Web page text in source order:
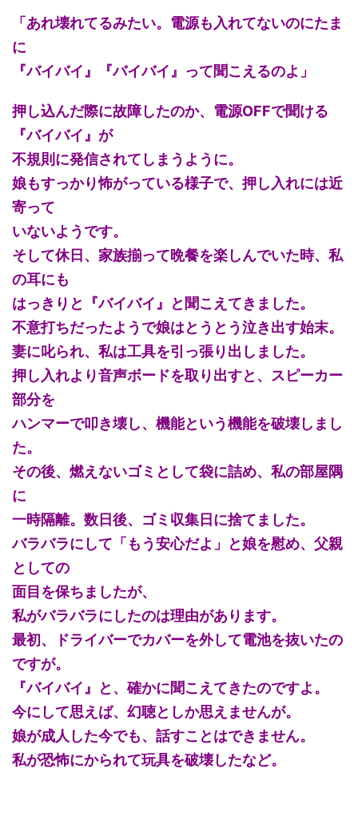
「あれ壊れてるみたい。電源も入れてないのにたま
に
『バイバイ』『バイバイ』って聞こえるのよ」
押し込んだ際に故障したのか、電源OFFで聞ける
『バイバイ』が
不規則に発信されてしまうように。
娘もすっかり怖がっている様子で、押し入れには近
寄って
いないようです。
そして休日、家族揃って晩餐を楽しんでいた時、私
の耳にも
はっきりと『バイバイ』と聞こえてきました。
不意打ちだったようで娘はとうとう泣き出す始末。
妻に叱られ、私は工具を引っ張り出しました。
押し入れより音声ボードを取り出すと、スピーカー
部分を
ハンマーで叩き壊し、機能という機能を破壊しまし
た。
その後、燃えないゴミとして袋に詰め、私の部屋隅
に
一時隔離。数日後、ゴミ収集日に捨てました。
バラバラにして「もう安心だよ」と娘を慰め、父親
としての
面目を保ちましたが、
私がバラバラにしたのは理由があります。
最初、ドライバーでカバーを外して電池を抜いたの
ですが。
『バイバイ』と、確かに聞こえてきたのですよ。
今にして思えば、幻聴としか思えませんが。
娘が成人した今でも、話すことはできません。
私が恐怖にかられて玩具を破壊したなど。